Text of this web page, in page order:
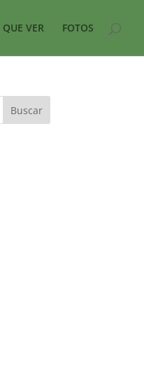
QUE VER FOTOS